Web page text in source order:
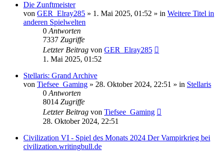
Die Zunftmeister
von GER_Elray285 » 1. Mai 2025, 01:52 » in Weitere Titel in
anderen Spielwelten
0 Antworten
7337 Zugriffe
Letzter Beitrag von GER_Elray285
1. Mai 2025, 01:52
Stellaris: Grand Archive
von Tiefsee_Gaming » 28. Oktober 2024, 22:51 » in Stellaris
0 Antworten
8014 Zugriffe
Letzter Beitrag von Tiefsee_Gaming
28. Oktober 2024, 22:51
Civilization VI - Spiel des Monats 2024 Der Vampirkrieg bei
civilization.writingbull.de